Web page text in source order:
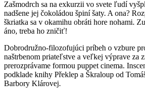
Zašmodrch sa na exkurzii vo svete ľudí
nadšene jej čokoládou špiní šaty. A ona?
škriatka sa v okamihu obráti hore nohami.
áno, treba ho zničiť!
Dobrodružno-filozofujúci príbeh o vzbure
naštrbenom priateľstve a veľkej výprave za
prerozprávame formou puppet cinema.
podklade knihy Překlep a Škraloup od
Barbory Klárovej.